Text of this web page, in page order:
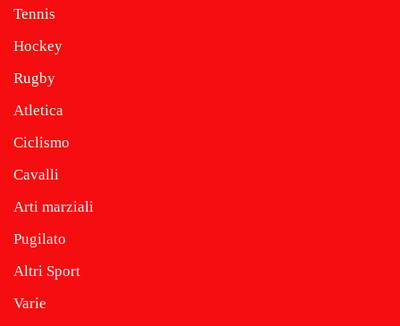
Tennis
Hockey
Rugby
Atletica
Ciclismo
Cavalli
Arti marziali
Pugilato
Altri Sport
Varie